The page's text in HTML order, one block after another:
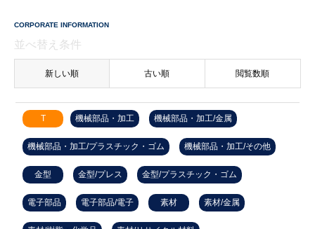
CORPORATE INFORMATION
並べ替え条件
新しい順 古い順 閲覧数順
T 機械部品・加工 機械部品・加工/金属
機械部品・加工/プラスチック・ゴム 機械部品・加工/その他
金型 金型/プレス 金型/プラスチック・ゴム
電子部品 電子部品/電子 素材 素材/金属